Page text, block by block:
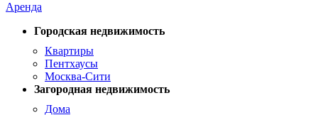
Аренда
Городская недвижимость
Квартиры
Пентхаусы
Москва-Сити
Загородная недвижимость
Дома